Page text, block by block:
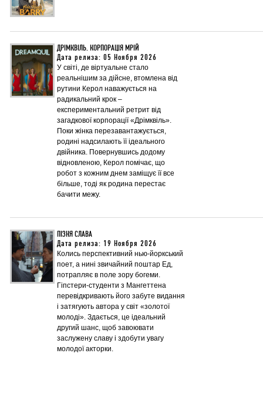
ДРІМКВІЛЬ. КОРПОРАЦІЯ МРІЙ
Дата релиза: 05 Ноября 2026
У світі, де віртуальне стало
реальнішим за дійсне, втомлена від
рутини Керол наважується на
радикальний крок –
експериментальний ретрит від
загадкової корпорації «Дрімквіль».
Поки жінка перезавантажується,
родині надсилають її ідеального
двійника. Повернувшись додому
відновленою, Керол помічає, що
робот з кожним днем заміщує її все
більше, тоді як родина перестає
бачити межу.
ПІЗНЯ СЛАВА
Дата релиза: 19 Ноября 2026
Колись перспективний нью-йоркський
поет, а нині звичайний поштар Ед,
потрапляє в поле зору богеми.
Гіпстери-студенти з Мангеттена
перевідкривають його забуте видання
і затягують автора у світ «золотої
молоді». Здається, це ідеальний
другий шанс, щоб завоювати
заслужену славу і здобути увагу
молодої акторки.